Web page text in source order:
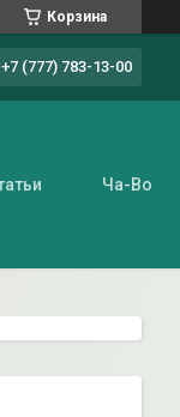
Корзина
+7 (777) 783-13-00
Ча-Во